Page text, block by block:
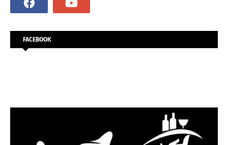
FACEBOOK